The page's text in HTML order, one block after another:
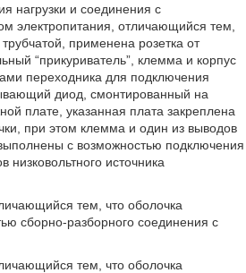
нагрузки и соединения с
электропитания, отличающийся тем,
применена розетка от
“прикуриватель”, клемма и корпус
переходника для подключения
диод, смонтированный на
плате, указанная плата закреплена
при этом клемма и один из выводов
с возможностью подключения
низковольтного источника
тем, что оболочка
сборно-разборного соединения с
тем, что оболочка